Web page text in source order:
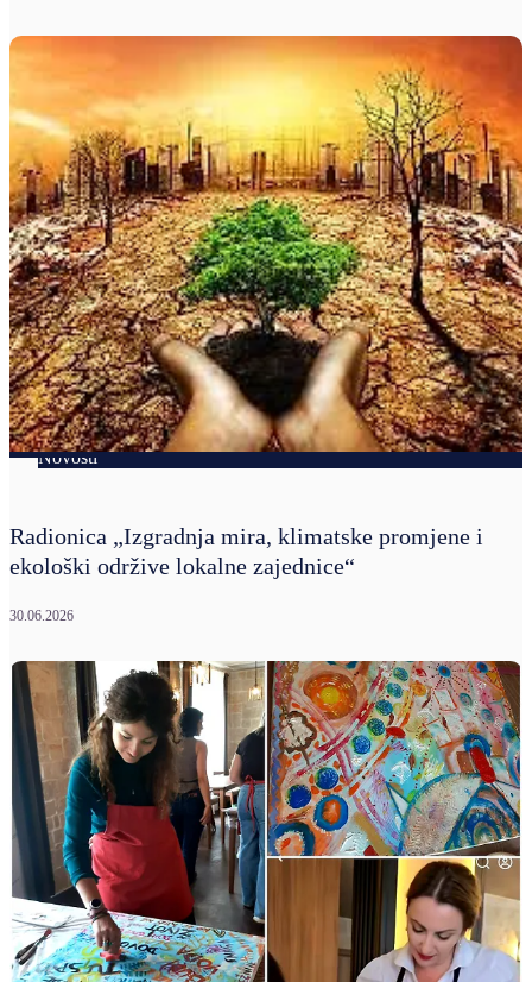
Novosti
Radionica „Izgradnja mira, klimatske promjene i
ekološki održive lokalne zajednice“
30.06.2026